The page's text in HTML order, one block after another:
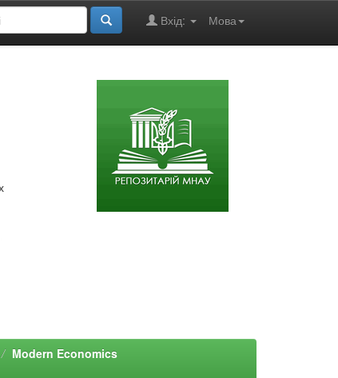
Мова
Вхід:
Modern Economics